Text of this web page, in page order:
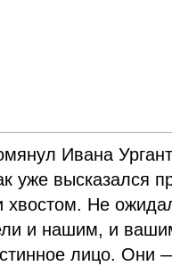
Ивана
уже высказался
хвостом. Не
и нашим, и
лицо. Они